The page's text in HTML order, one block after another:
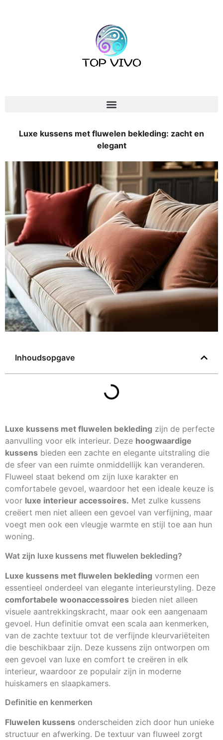
Luxe kussens met fluwelen bekleding: zacht en
elegant
Inhoudsopgave
Luxe kussens met fluwelen bekleding zijn de perfecte
aanvulling voor elk interieur. Deze hoogwaardige
kussens bieden een zachte en elegante uitstraling die
de sfeer van een ruimte onmiddellijk kan veranderen.
Fluweel staat bekend om zijn luxe karakter en
comfortabele gevoel, waardoor het een ideale keuze is
voor luxe interieur accessoires. Met zulke kussens
creëert men niet alleen een gevoel van verfijning, maar
voegt men ook een vleugje warmte en stijl toe aan hun
woning.
Wat zijn luxe kussens met fluwelen bekleding?
Luxe kussens met fluwelen bekleding vormen een
essentieel onderdeel van elegante interieurstyling. Deze
comfortabele woonaccessoires bieden niet alleen
visuele aantrekkingskracht, maar ook een aangenaam
gevoel. Hun definitie omvat een scala aan kenmerken,
van de zachte textuur tot de verfijnde kleurvariëteiten
die beschikbaar zijn. Deze kussens zijn ontworpen om
een gevoel van luxe en comfort te creëren in elk
interieur, waardoor ze populair zijn in moderne
huiskamers en slaapkamers.
Definitie en kenmerken
Fluwelen kussens onderscheiden zich door hun unieke
structuur en afwerking. De textuur van fluweel zorgt